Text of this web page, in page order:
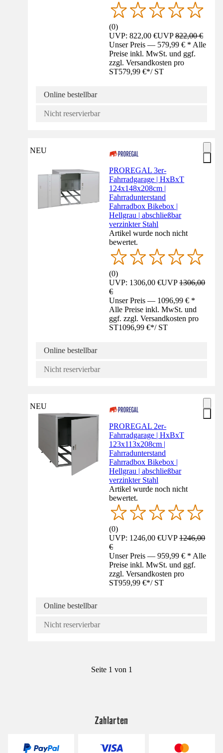
(0)
UVP: 822,00 €UVP822,00 €
Unser Preis — 579,99 € * Alle
Preise inkl. MwSt. und ggf.
zzgl. Versandkosten pro
ST579,99 €*/ ST
Online bestellbar
Nicht reservierbar
NEU
PROREGAL 3er-
Fahrradgarage | HxBxT
124x148x208cm |
Fahrradunterstand
Fahrradbox Bikebox |
Hellgrau | abschließbar
verzinkter Stahl
Artikel wurde noch nicht
bewertet.
(0)
UVP: 1306,00 €UVP1306,00
€
Unser Preis — 1096,99 € *
Alle Preise inkl. MwSt. und
ggf. zzgl. Versandkosten pro
ST1096,99 €*/ ST
Online bestellbar
Nicht reservierbar
NEU
PROREGAL 2er-
Fahrradgarage | HxBxT
123x113x208cm |
Fahrradunterstand
Fahrradbox Bikebox |
Hellgrau | abschließbar
verzinkter Stahl
Artikel wurde noch nicht
bewertet.
(0)
UVP: 1246,00 €UVP1246,00
€
Unser Preis — 959,99 € * Alle
Preise inkl. MwSt. und ggf.
zzgl. Versandkosten pro
ST959,99 €*/ ST
Online bestellbar
Nicht reservierbar
Seite 1 von 1
Zahlarten